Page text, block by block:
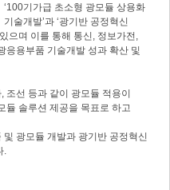
‘100기가급 초소형 광모듈 상용화
기술개발’과 ‘광기반 공정혁신
으며 이를 통해 통신, 정보가전,
응용부품 기술개발 성과 확산 및
선 등과 같이 광모듈 적용이
듈 솔루션 제공을 목표로 하고
광모듈 개발과 광기반 공정혁신
.